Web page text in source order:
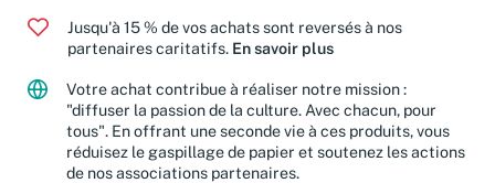
Jusqu'à 15 % de vos achats sont reversés à nos
partenaires caritatifs. En savoir plus
Votre achat contribue à réaliser notre mission :
"diffuser la passion de la culture. Avec chacun, pour
tous". En offrant une seconde vie à ces produits, vous
réduisez le gaspillage de papier et soutenez les actions
de nos associations partenaires.